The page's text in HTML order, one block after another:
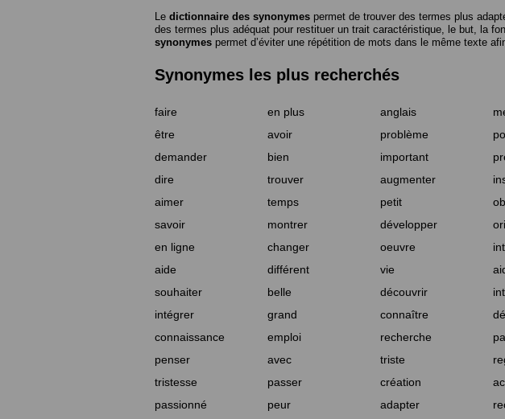
Le dictionnaire des synonymes permet de trouver des termes plus
des termes plus adéquat pour restituer un trait caractéristique, le but, la
synonymes permet d’éviter une répétition de mots dans le même texte
Synonymes les plus recherchés
faire en plus anglais
être
avoir problème
demander
bien important
dire
trouver augmenter
aimer
temps petit
savoir
montrer développer
en ligne
changer oeuvre
aide
différent vie
souhaiter
belle découvrir
intégrer
grand connaître
connaissance
emploi recherche
penser
avec triste
tristesse
passer création
passionné
peur adapter